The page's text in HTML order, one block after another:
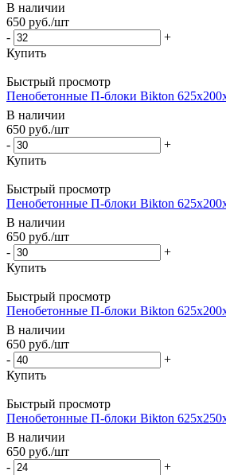
В наличии
650 руб./шт
-
+
Купить
Быстрый просмотр
Пенобетонные П-блоки Bikton
В наличии
650 руб./шт
-
+
Купить
Быстрый просмотр
Пенобетонные П-блоки Bikton
В наличии
650 руб./шт
-
+
Купить
Быстрый просмотр
Пенобетонные П-блоки Bikton
В наличии
650 руб./шт
-
+
Купить
Быстрый просмотр
Пенобетонные П-блоки Bikton
В наличии
650 руб./шт
-
+